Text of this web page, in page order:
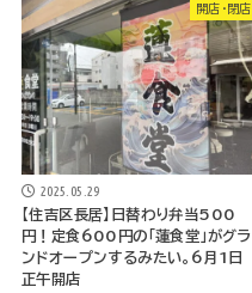
開店・閉店
2025.05.29
【住吉区長居】日替わり弁当500
円！定食600円の「蓮食堂」がグラ
ンドオープンするみたい。6月1日
正午開店